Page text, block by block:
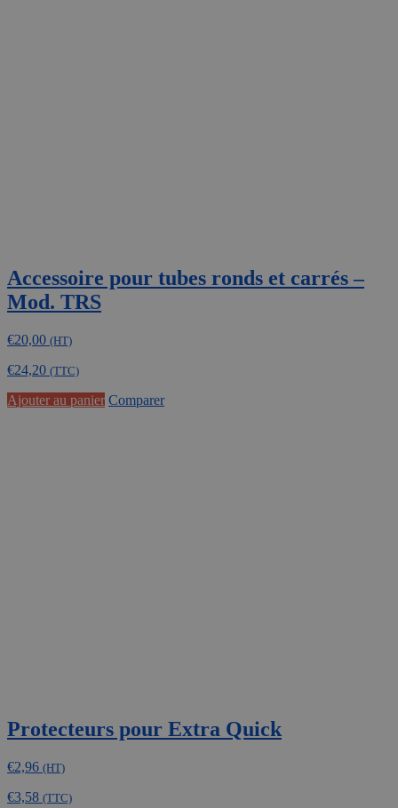
Accessoire pour tubes ronds et carrés –
Mod. TRS
€20,00 (HT)
€24,20 (TTC)
Ajouter au panier Comparer
Protecteurs pour Extra Quick
€2,96 (HT)
€3,58 (TTC)